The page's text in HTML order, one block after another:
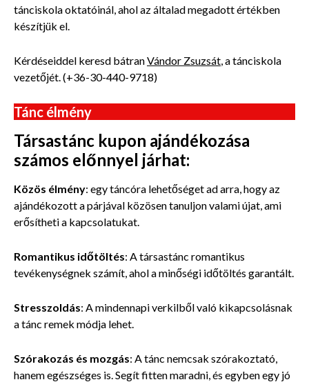
tánciskola oktatóinál, ahol az általad megadott értékben
készítjük el.
Kérdéseiddel keresd bátranVándor Zsuzsát, a tánciskola
vezetőjét. (+36-30-440-9718)
Tánc élmény
Társastánc kupon ajándékozása
számos előnnyel járhat:
Közös élmény: egy táncóra lehetőséget ad arra, hogy az
ajándékozott a párjával közösen tanuljon valami újat, ami
erősítheti a kapcsolatukat.
Romantikus időtöltés: A társastánc romantikus
tevékenységnek számít, ahol a minőségi időtöltés garantált.
Stresszoldás: A mindennapi verkilből való kikapcsolásnak
a tánc remek módja lehet.
Szórakozás és mozgás: A tánc nemcsak szórakoztató,
hanem egészséges is. Segít fitten maradni, és egyben egy jó